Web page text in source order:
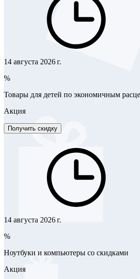
14 августа 2026 г.
%
Товары для детей по экономичным
Акция
Получить скидку
14 августа 2026 г.
%
Ноутбуки и компьютеры со скидками
Акция